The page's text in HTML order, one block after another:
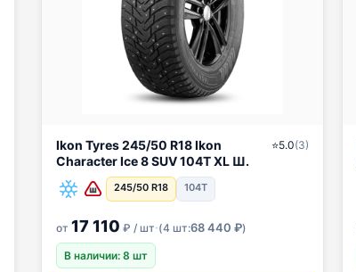
Ikon Tyres 245/50 R18 Ikon
Character Ice 8 SUV 104T XL Ш.
⭐5.0(3)
245/50 R18 104T
от 17 110 ₽ / шт·(4 шт:68 440 ₽)
В наличии: 8 шт